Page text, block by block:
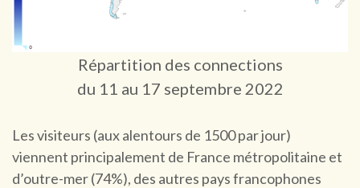
Répartition des connections
du 11 au 17 septembre 2022
Les visiteurs (aux alentours de 1500 par jour)
viennent principalement de France métropolitaine et
d’outre-mer (74%), des autres pays francophones